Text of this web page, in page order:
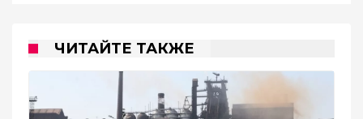
ЧИТАЙТЕ ТАКЖЕ